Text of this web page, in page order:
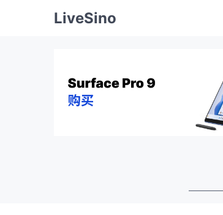
LiveSino